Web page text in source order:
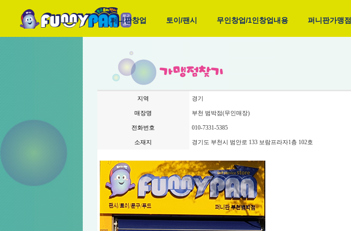
퍼니판창업 토이/팬시 무인창업/1인창업내용 퍼니판가맹점
지역 경기
매장명 부천 범박점(무인매장)
전화번호 010-7331-5385
소재지 경기도 부천시 범안로 133 보람프라자1층 102호